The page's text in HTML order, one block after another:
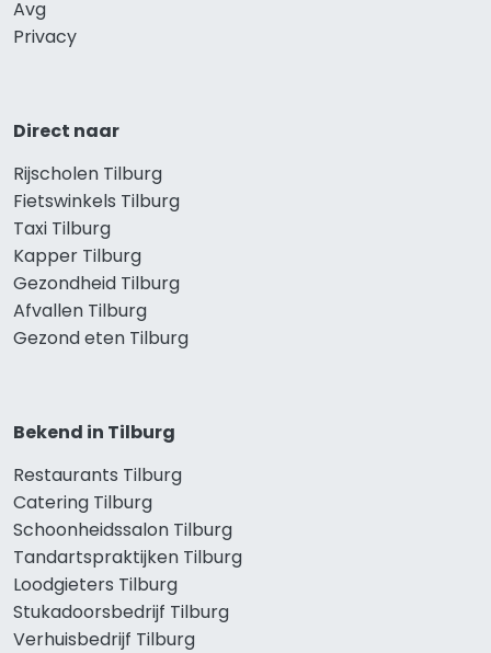
Avg
Privacy
Direct naar
Rijscholen Tilburg
Fietswinkels Tilburg
Taxi Tilburg
Kapper Tilburg
Gezondheid Tilburg
Afvallen Tilburg
Gezond eten Tilburg
Bekend in Tilburg
Restaurants Tilburg
Catering Tilburg
Schoonheidssalon Tilburg
Tandartspraktijken Tilburg
Loodgieters Tilburg
Stukadoorsbedrijf Tilburg
Verhuisbedrijf Tilburg